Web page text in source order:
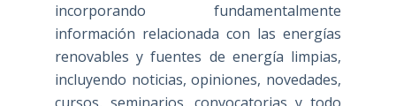
incorporando fundamentalmente
información relacionada con las energías
renovables y fuentes de energía limpias,
incluyendo noticias, opiniones, novedades,